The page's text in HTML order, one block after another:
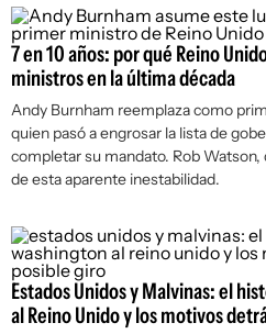
7 en 10 años: por qué Reino
ministros en la última década
Andy Burnham reemplaza como
quien pasó a engrosar la lista de
completar su mandato. Rob Watson,
de esta aparente inestabilidad.
Estados Unidos y Malvinas: el
al Reino Unido y los motivos